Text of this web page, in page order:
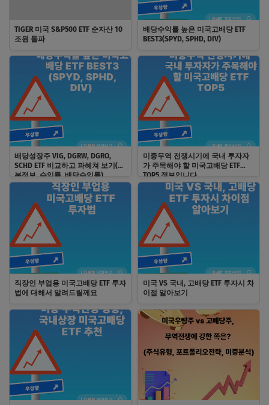
TIGER 미국 S&P500 ETF 순자산 10
조원 돌파
배당수익률 높은 미국고배당 ETF
BEST3(SPYD, SPHD, DIV)
배당성장주 VIG, DGRW, DGRO,
SCHD ETF 비교하고 파혜쳐 보기(기
본정보, 수익률, 배당수익률)
미중무역 전쟁시기에 국내 투자자
가 주목해야 할 미국고배당 ETF
TOP5 정보입니다.
직장인 부업용 미국고배당 ETF 투자
법에 대해서 알려드릴께요
미국 VS 국내, 고배당 ETF 투자시 차
이점 알아보기